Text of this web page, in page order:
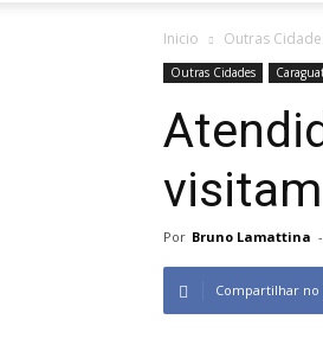
Inicio Outras
Outras Cidades
Por Bruno Lamattina -
Compartilhar no